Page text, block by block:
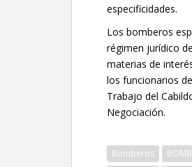
especificidades.
Los bomberos
régimen jurídico
materias de
los funcionarios
Trabajo del
Negociación.
Bomberos